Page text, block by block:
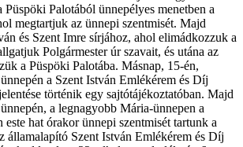
Palotából ünnepélyes menetben a
megtartjuk az ünnepi szentmisét. Majd
és Szent Imre sírjához, ahol elimádkozzuk a
Polgármester úr szavait, és utána az
a Püspöki Palotába. Másnap, 15-én,
a Szent István Emlékérem és Díj
történik egy sajtótájékoztatóban. Majd
a legnagyobb Mária-ünnepen a
hat órakor ünnepi szentmisét tartunk a
államalapító Szent István Emlékérem és Díj